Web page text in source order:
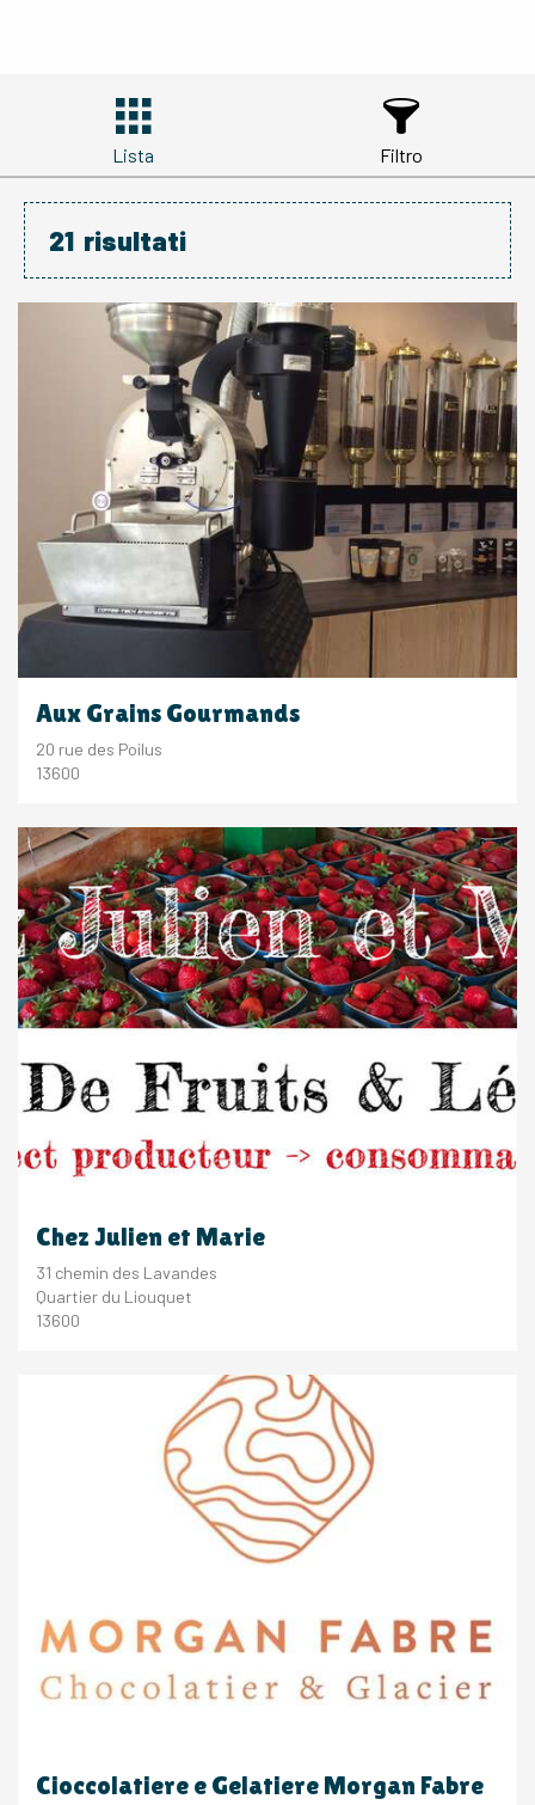
Lista Filtro
21 risultati
Aux Grains Gourmands
20 rue des Poilus
13600
Chez Julien et Marie
31 chemin des Lavandes
Quartier du Liouquet
13600
Cioccolatiere e Gelatiere Morgan Fabre